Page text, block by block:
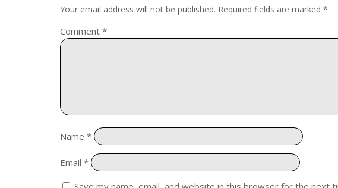
Your email address will not be published. Required fields are marked *
Comment *
Name *
Email *